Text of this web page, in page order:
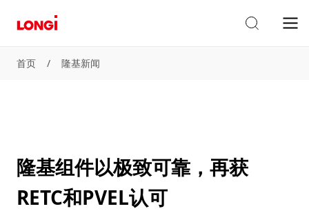
首页 / 隆基新闻
隆基组件以极致可靠，再获
RETC和PVEL认可